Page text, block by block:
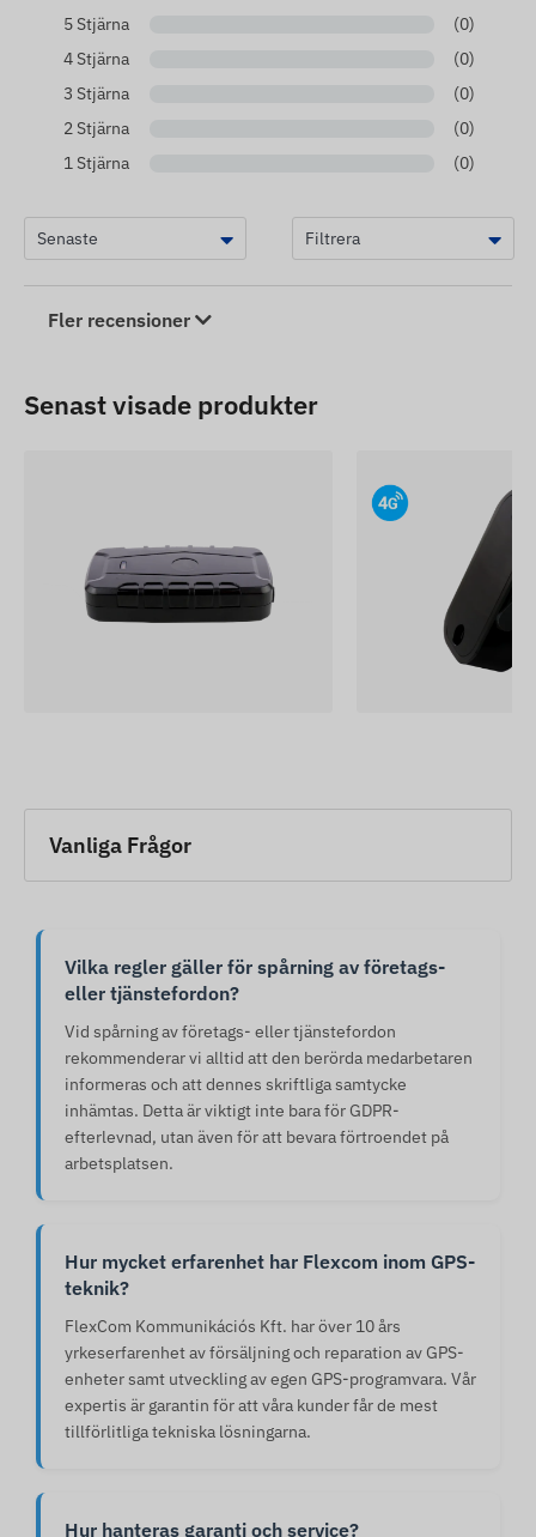
5 Stjärna
(0)
4 Stjärna
(0)
3 Stjärna
(0)
2 Stjärna
(0)
1 Stjärna
(0)
Fler recensioner
Senast visade produkter
Vanliga Frågor
Vilka regler gäller för spårning av företags-
eller tjänstefordon?
Vid spårning av företags- eller tjänstefordon
rekommenderar vi alltid att den berörda medarbetaren
informeras och att dennes skriftliga samtycke
inhämtas. Detta är viktigt inte bara för GDPR-
efterlevnad, utan även för att bevara förtroendet på
arbetsplatsen.
Hur mycket erfarenhet har Flexcom inom GPS-
teknik?
FlexCom Kommunikációs Kft. har över 10 års
yrkeserfarenhet av försäljning och reparation av GPS-
enheter samt utveckling av egen GPS-programvara. Vår
expertis är garantin för att våra kunder får de mest
tillförlitliga tekniska lösningarna.
Hur hanteras garanti och service?